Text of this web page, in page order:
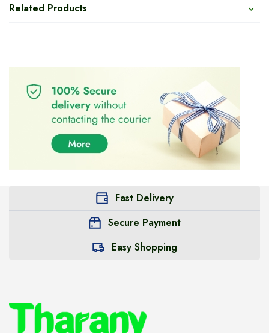
Related Products
Fast Delivery
Secure Payment
Easy Shopping